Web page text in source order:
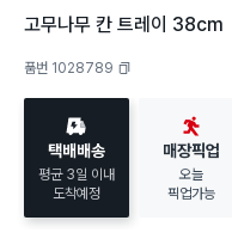
고무나무 칸 트레이 38cm
품번 1028789
택배배송
평균 3일 이내
도착예정
매장픽업
오늘
픽업가능